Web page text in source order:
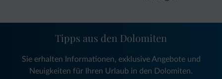
Tipps aus den Dolomiten
Sie erhalten Informationen, exklusive Angebote und
Neuigkeiten für Ihren Urlaub in den Dolomiten.